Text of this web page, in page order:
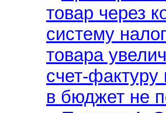
товар через
систему
товара
счет-
в бюджет не